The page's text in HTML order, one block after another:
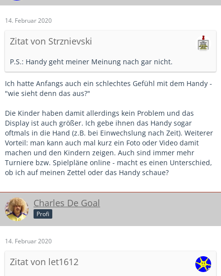
14. Februar 2020
Zitat von Strznievski
P.S.: Handy geht meiner Meinung nach gar nicht.
Ich hatte Anfangs auch ein schlechtes Gefühl mit dem Handy -
"wie sieht denn das aus?"
Die Kinder haben damit allerdings kein Problem und das
Display ist auch größer. Ich gebe ihnen das Handy sogar
oftmals in die Hand (z.B. bei Einwechslung nach Zeit). Weiterer
Vorteil: man kann auch mal kurz ein Foto oder Video damit
machen und den Kindern zeigen. Auch sind immer mehr
Turniere bzw. Spielpläne online - macht es einen Unterschied,
ob ich auf meinen Zettel oder das Handy schaue?
Charles De Goal
Profi
14. Februar 2020
Zitat von let1612